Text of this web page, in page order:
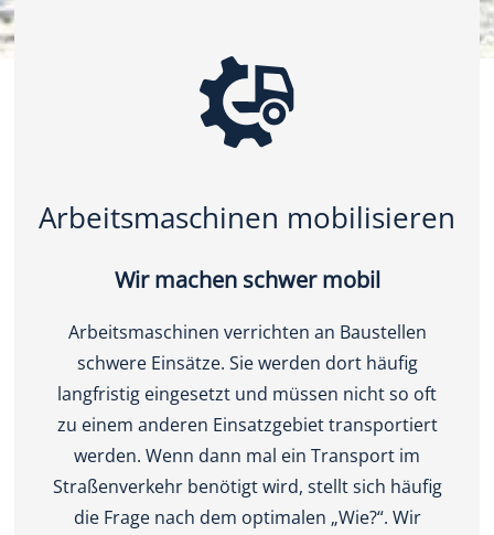
Arbeitsmaschinen mobilisieren
Wir machen schwer mobil
Arbeitsmaschinen verrichten an Baustellen
schwere Einsätze. Sie werden dort häufig
langfristig eingesetzt und müssen nicht so oft
zu einem anderen Einsatzgebiet transportiert
werden. Wenn dann mal ein Transport im
Straßenverkehr benötigt wird, stellt sich häufig
die Frage nach dem optimalen „Wie?“. Wir